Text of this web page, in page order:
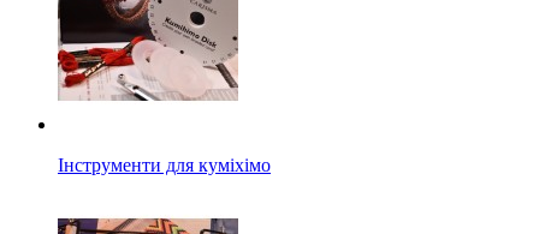
Інструменти для куміхімо